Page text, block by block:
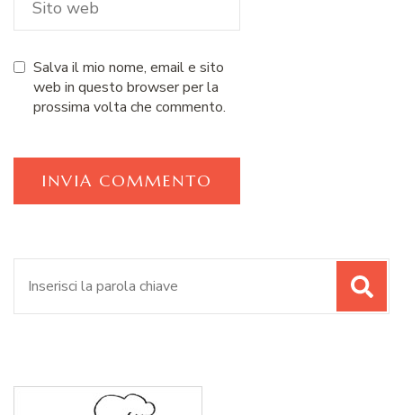
Salva il mio nome, email e sito
web in questo browser per la
prossima volta che commento.